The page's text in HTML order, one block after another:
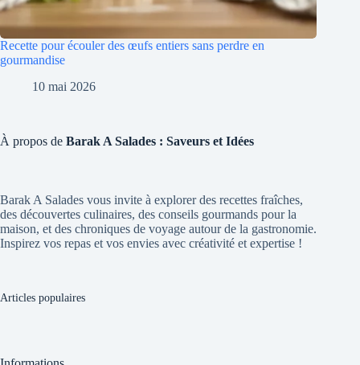
Recette pour écouler des œufs entiers sans perdre en
gourmandise
10 mai 2026
À propos de Barak A Salades : Saveurs et Idées
Barak A Salades vous invite à explorer des recettes fraîches,
des découvertes culinaires, des conseils gourmands pour la
maison, et des chroniques de voyage autour de la gastronomie.
Inspirez vos repas et vos envies avec créativité et expertise !
Articles populaires